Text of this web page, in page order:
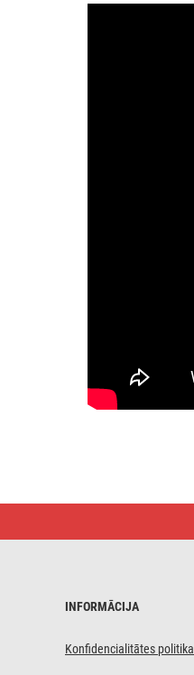
galvos
INFORMĀCIJA
Konfidencialitātes politika